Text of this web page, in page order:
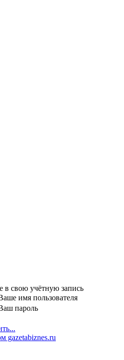
в свою учётную запись
имя пользователя
пароль
gazetabiznes.ru